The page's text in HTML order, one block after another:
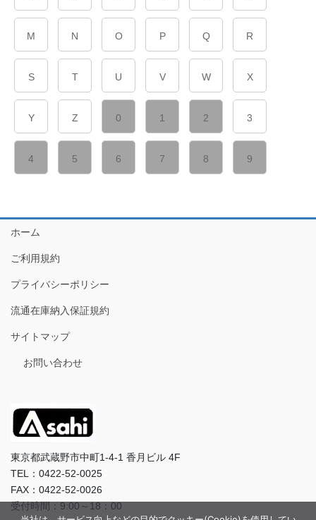
M N O P Q R
S T U V W X
Y Z 0 1 2 3
4 5 6 7 8 9
ホーム
ご利用規約
プライバシーポリシー
流通在庫納入保証規約
サイトマップ
お問い合わせ
東京都武蔵野市中町1-4-1 香月ビル 4F
TEL：0422-52-0025
FAX：0422-52-0026
受付時間：9:00～18：00